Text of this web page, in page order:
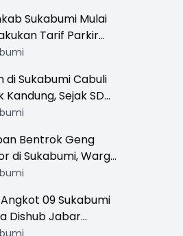
Sukabumi Mulai
Tarif Parkir
di 13 Lokasi Wisata,
di Sukabumi Cabuli
Kandung, Sejak SD
SMA
Bentrok Geng
di Sukabumi, Warga
Tangki
Angkot 09 Sukabumi
Dishub Jabar